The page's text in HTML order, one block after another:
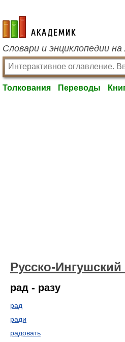
academic.ru
Словари и энциклопедии
Толкования Переводы
Русско-
рад - разу
рад
ради
радовать